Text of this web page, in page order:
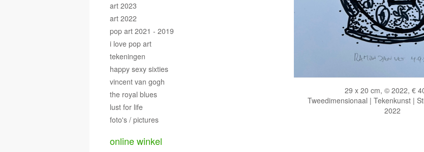
29 x 20 cm, © 2022, €
Tweedimensionaal | Tekenkunst |
2022
art 2023
art 2022
pop art 2021 - 2019
i love pop art
tekeningen
happy sexy sixties
vincent van gogh
the royal blues
lust for life
foto's / pictures
online winkel